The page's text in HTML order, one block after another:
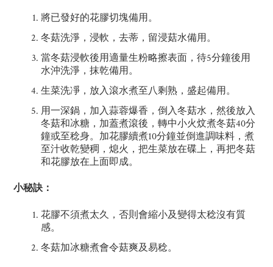
將已發好的花膠切塊備用。
冬菇洗淨，浸軟，去蒂，留浸菇水備用。
當冬菇浸軟後用適量生粉略擦表面，待5分鐘後用
水沖洗淨，抹乾備用。
生菜洗凈，放入滾水煮至八剩熟，盛起備用。
用一深鍋，加入蒜蓉爆香，倒入冬菇水，然後放入
冬菇和冰糖，加蓋煮滾後，轉中小火炆煮冬菇40分
鐘或至稔身。加花膠續煮10分鐘並倒進調味料，煮
至汁收乾變稠，熄火，把生菜放在碟上，再把冬菇
和花膠放在上面即成。
小秘訣：
花膠不須煮太久，否則會縮小及變得太稔沒有質
感。
冬菇加冰糖煮會令菇爽及易稔。